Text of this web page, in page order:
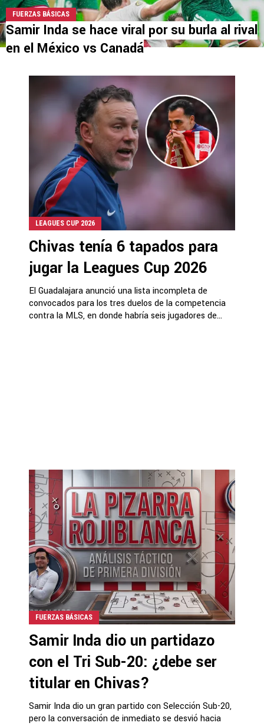
FUERZAS BÁSICAS
Samir Inda se hace viral por su burla al rival
en el México vs Canadá
LEAGUES CUP 2026
Chivas tenía 6 tapados para
jugar la Leagues Cup 2026
El Guadalajara anunció una lista incompleta de
convocados para los tres duelos de la competencia
contra la MLS, en donde habría seis jugadores de...
FUERZAS BÁSICAS
Samir Inda dio un partidazo
con el Tri Sub-20: ¿debe ser
titular en Chivas?
Samir Inda dio un gran partido con Selección Sub-20,
pero la conversación de inmediato se desvió hacia